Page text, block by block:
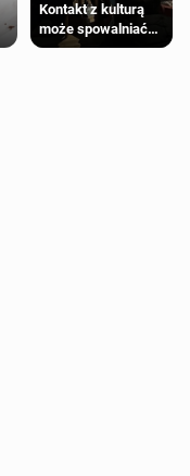
Kontakt z kulturą
może spowalniać
starzenie